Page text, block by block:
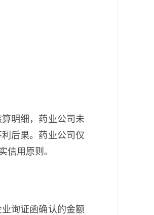
明细，药业公司未
后果。药业公司仅
信用原则。
询证函确认的金额